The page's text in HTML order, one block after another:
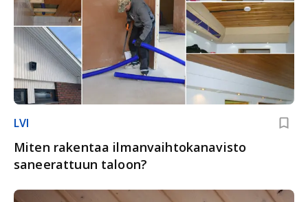
LVI
Miten rakentaa ilmanvaihtokanavisto
saneerattuun taloon?